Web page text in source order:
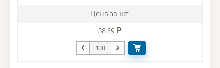
58.89